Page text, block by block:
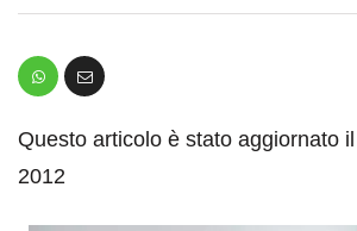
Questo articolo è stato aggiornato
2012